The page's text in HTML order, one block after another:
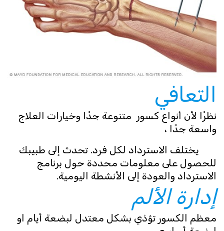
التعافي
نظرًا لأن أنواع كسور متنوعة جدًا وخيارات العلاج
واسعة جدًا ،
يختلف الاسترداد لكل فرد. تحدث إلى طبيبك
للحصول على معلومات محددة حول برنامج
الاسترداد والعودة إلى الأنشطة اليومية.
إدارة الألم
معظم الكسور تؤذي بشكل معتدل لبضعة أيام او